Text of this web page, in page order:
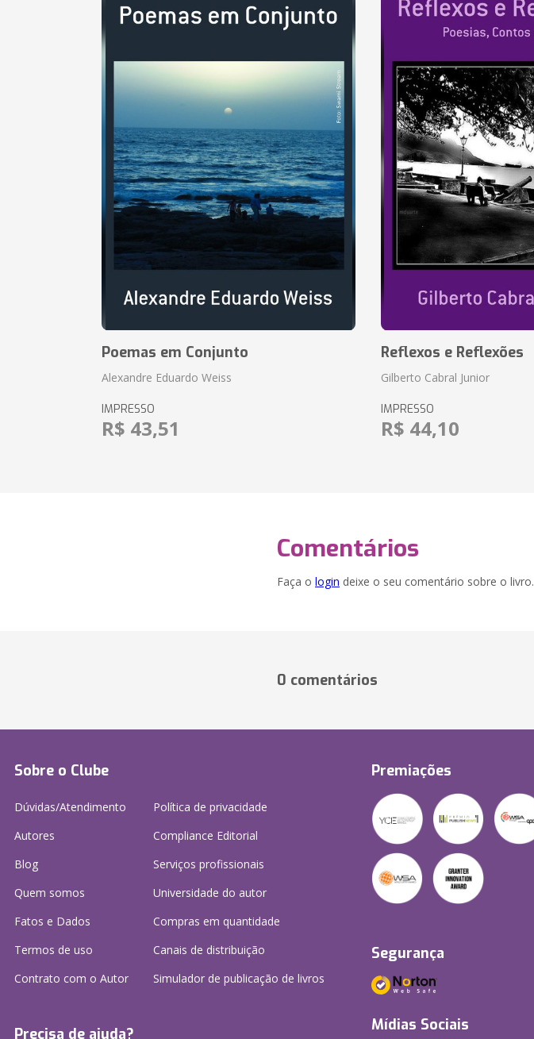
Poemas em Conjunto
Alexandre Eduardo Weiss
IMPRESSO
R$ 43,51
Reflexos e Reflexões
Gilberto Cabral Junior
IMPRESSO
R$ 44,10
Comentários
Faça o login deixe o seu comentário sobre o livro.
0 comentários
Sobre o Clube
Dúvidas/Atendimento
Autores
Blog
Quem somos
Fatos e Dados
Termos de uso
Contrato com o Autor
Política de privacidade
Compliance Editorial
Serviços profissionais
Universidade do autor
Compras em quantidade
Canais de distribuição
Simulador de publicação de livros
Precisa de ajuda?
Premiações
Segurança
Mídias Sociais